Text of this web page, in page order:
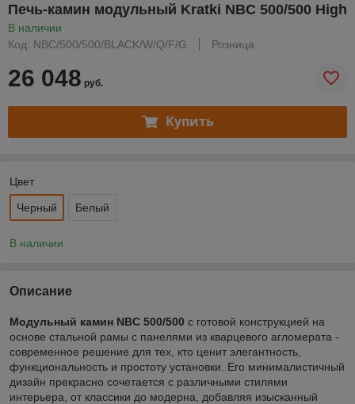
Печь-камин модульный Kratki NBC 500/500 High
В наличии
Код: NBC/500/500/BLACK/W/Q/F/G
Розница
26 048 руб.
Купить
Цвет
Черный Белый
В наличии
Описание
Модульный камин NBC 500/500 с готовой конструкцией на
основе стальной рамы с панелями из кварцевого агломерата -
современное решение для тех, кто ценит элегантность,
функциональность и простоту установки. Его минималистичный
дизайн прекрасно сочетается с различными стилями
интерьера, от классики до модерна, добавляя изысканный